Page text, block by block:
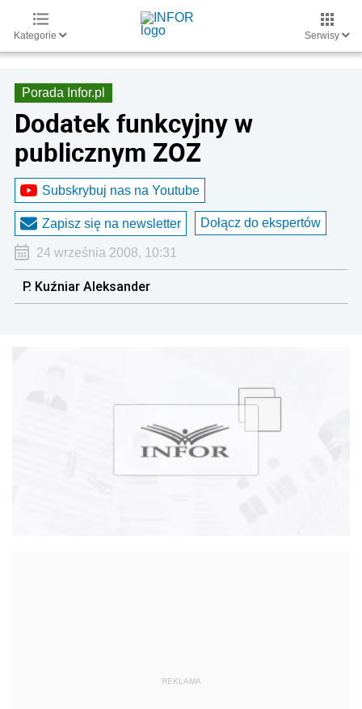
Kategorie Serwisy
Porada Infor.pl
Dodatek funkcyjny w
publicznym ZOZ
Subskrybuj nas na Youtube
Zapisz się na newsletter Dołącz do ekspertów
24 września 2008, 10:31
P. Kuźniar Aleksander